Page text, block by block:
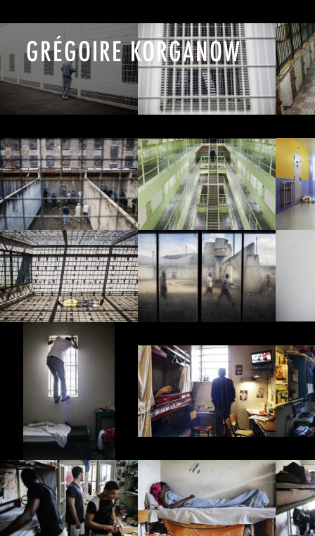
GRÉGOIRE KORGANOW